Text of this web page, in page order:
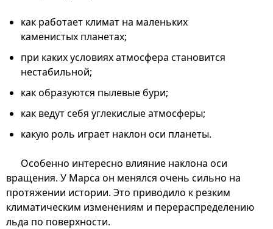
как работает климат на маленьких
каменистых планетах;
при каких условиях атмосфера становится
нестабильной;
как образуются пылевые бури;
как ведут себя углекислые атмосферы;
какую роль играет наклон оси планеты.
Особенно интересно влияние наклона оси
вращения. У Марса он менялся очень сильно на
протяжении истории. Это приводило к резким
климатическим изменениям и перераспределению
льда по поверхности.